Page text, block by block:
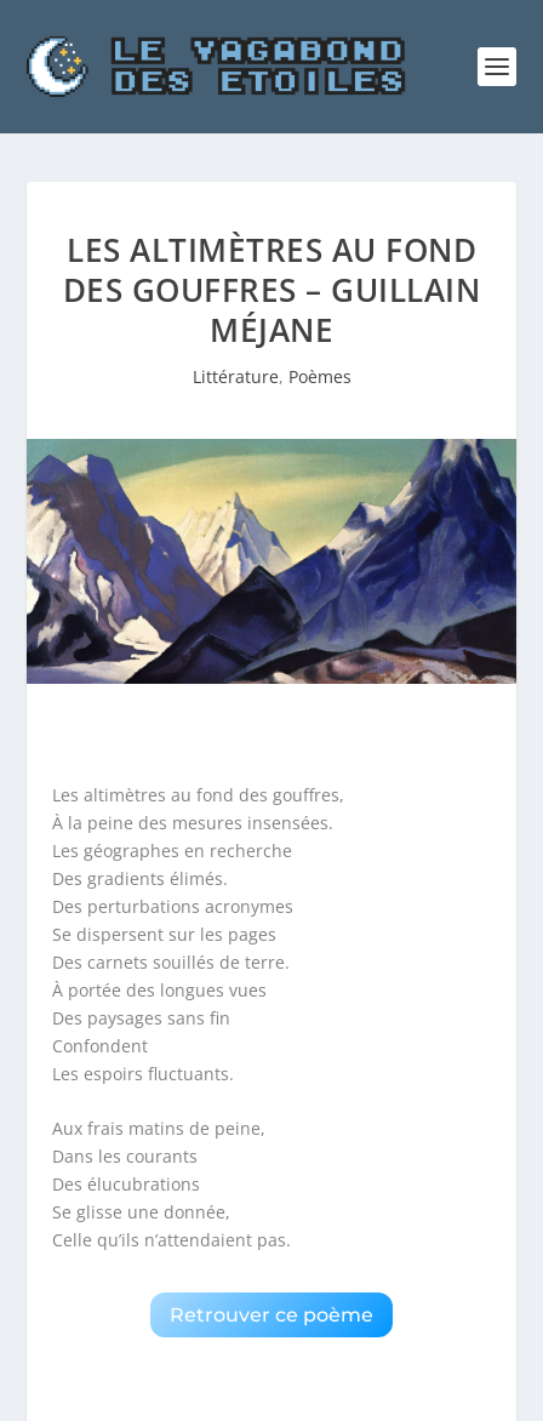
LES ALTIMÈTRES AU FOND
DES GOUFFRES – GUILLAIN
MÉJANE
Littérature, Poèmes
Les altimètres au fond des gouffres,
À la peine des mesures insensées.
Les géographes en recherche
Des gradients élimés.
Des perturbations acronymes
Se dispersent sur les pages
Des carnets souillés de terre.
À portée des longues vues
Des paysages sans fin
Confondent
Les espoirs fluctuants.
Aux frais matins de peine,
Dans les courants
Des élucubrations
Se glisse une donnée,
Celle qu’ils n’attendaient pas.
Retrouver ce poème